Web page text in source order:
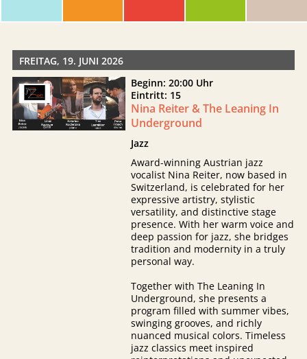
FREITAG, 19. JUNI 2026
Beginn: 20:00 Uhr
Eintritt: 15
Nina Reiter & The Leaning In
Underground
Jazz
Award-winning Austrian jazz
vocalist Nina Reiter, now based in
Switzerland, is celebrated for her
expressive artistry, stylistic
versatility, and distinctive stage
presence. With her warm voice and
deep passion for jazz, she bridges
tradition and modernity in a truly
personal way.
Together with The Leaning In
Underground, she presents a
program filled with summer vibes,
swinging grooves, and richly
nuanced musical colors. Timeless
jazz classics meet inspired